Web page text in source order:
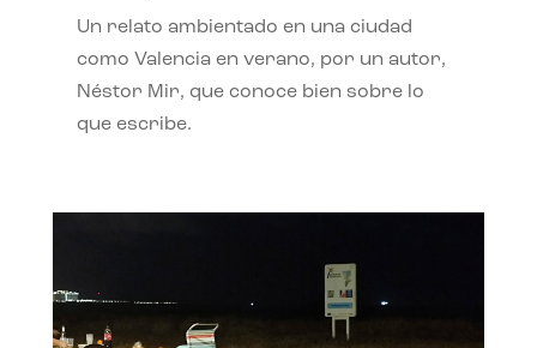
Un relato ambientado en una ciudad
como Valencia en verano, por un autor,
Néstor Mir, que conoce bien sobre lo
que escribe.